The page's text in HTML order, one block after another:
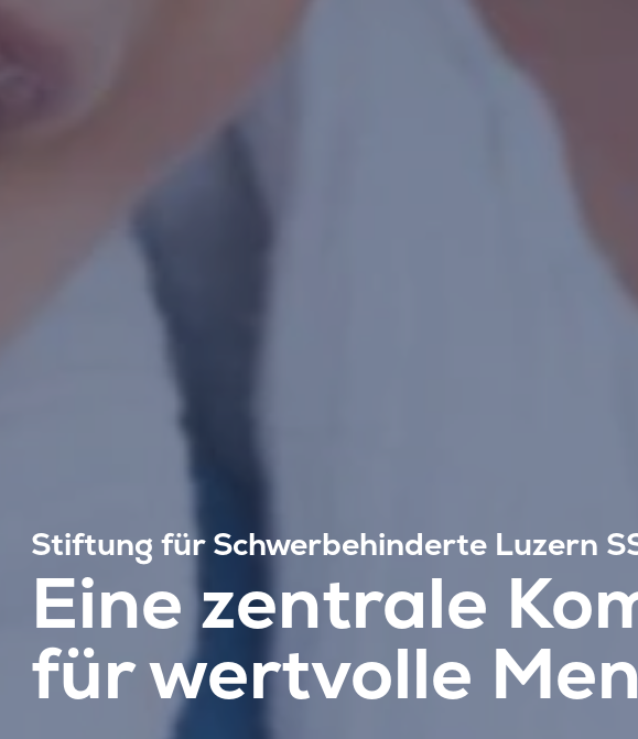
Stiftung für Schwerbehinderte Luzern
Eine zentrale
für wertvolle